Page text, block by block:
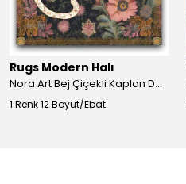
Rugs Modern Halı
Nora Art Bej Çiçekli Kaplan Desenli Dokuma Taban Dekoratif Salon Halısı 61
1 Renk 12 Boyut/Ebat